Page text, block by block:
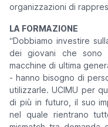
organizzazioni di
LA FORMAZIONE
“Dobbiamo investire
dei giovani che sono
macchine di ultima
- hanno bisogno di
utilizzarle. UCIMU per
di più in futuro, il suo
nel quale rientrano